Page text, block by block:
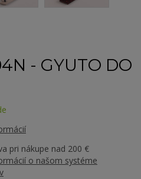
- GYUTO DO
pri nákupe nad 200 €
o našom systéme